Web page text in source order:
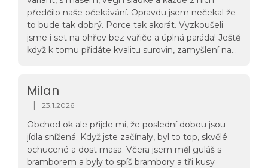
opravdu horké, což v terénu ocení každý. A
nesmím zapomenout na jerky – konkrétně Trailmix
s goji, hovězím jerky a pekanovými ořechy. To byla
naprostá topovka!
předčilo naše očekávání. Opravdu jsem nečekal že
to bude tak dobrý. Porce tak akorát. Vyzkoušeli
jsme i set na ohřev bez vařiče a úplná paráda! Ještě
když k tomu přidáte kvalitu surovin, zamyšlení nad
Milan
Hodnocení obchodu je 5 z 5 hvězdiček.
| 23.1.2026
Obchod ok ale přijde mi, že poslední dobou jsou
jídla snížená. Když jste začínaly, byl to top, skvělé
ochucené a dost masa. Včera jsem měl guláš s
bramborem a byly to spíš brambory a tři kusy